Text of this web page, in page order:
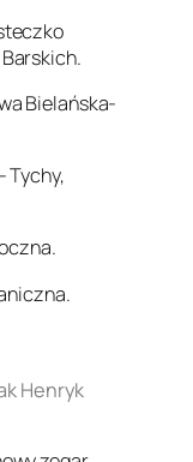
Bielańska-
Tychy,
Henryk